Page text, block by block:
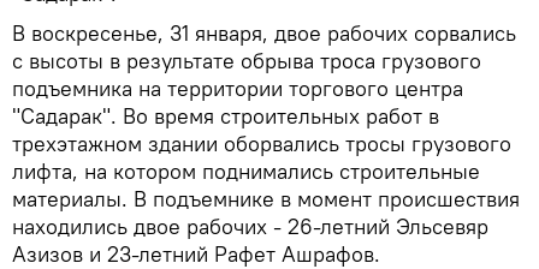
В воскресенье, 31 января, двое рабочих сорвались
с высоты в результате обрыва троса грузового
подъемника на территории торгового центра
"Садарак". Во время строительных работ в
трехэтажном здании оборвались тросы грузового
лифта, на котором поднимались строительные
материалы. В подъемнике в момент происшествия
находились двое рабочих - 26-летний Эльсевяр
Азизов и 23-летний Рафет Ашрафов.